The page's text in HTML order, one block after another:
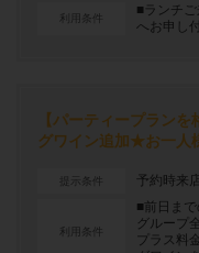
利用条件
■ランチ
へお申し
【パーティープラン
グワイン追加★お一人
提示条件 予約時来
利用条件
■前日ま
グループ
プラス料